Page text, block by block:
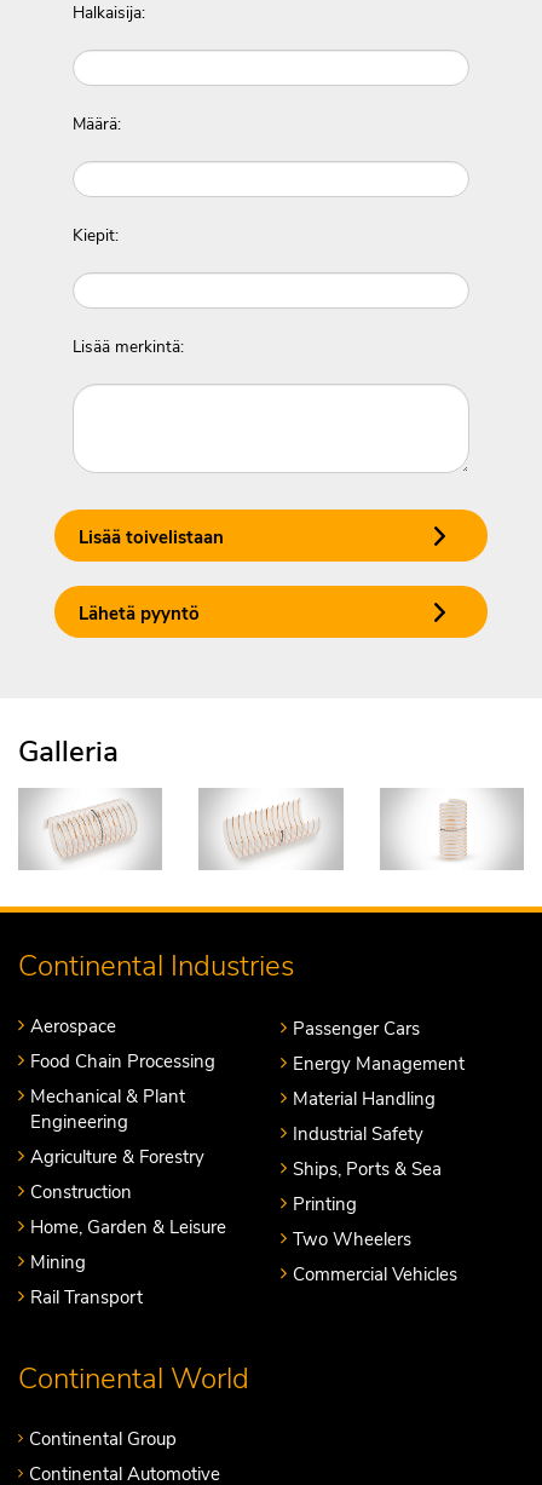
Halkaisija:
Määrä:
Kiepit:
Lisää merkintä:
Lisää toivelistaan
Lähetä pyyntö
Galleria
Continental Industries
Aerospace
Food Chain Processing
Mechanical & Plant
Engineering
Agriculture & Forestry
Construction
Home, Garden & Leisure
Mining
Rail Transport
Passenger Cars
Energy Management
Material Handling
Industrial Safety
Ships, Ports & Sea
Printing
Two Wheelers
Commercial Vehicles
Continental World
Continental Group
Continental Automotive